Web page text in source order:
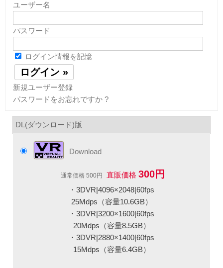
ユーザー名
パスワード
ログイン情報を記憶
新規ユーザー登録
パスワードをお忘れですか ?
DL(ダウンロード)版
Download
通常価格 500円 直販価格 300円
・3DVR|4096×2048|60fps
25Mdps（容量10.6GB）
・3DVR|3200×1600|60fps
20Mdps（容量8.5GB）
・3DVR|2880×1400|60fps
15Mdps（容量6.4GB）